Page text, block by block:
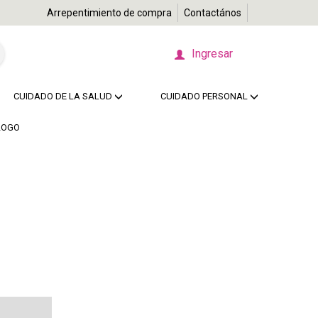
Arrepentimiento de compra Contactános
Ingresar
CUIDADO DE LA SALUD CUIDADO PERSONAL